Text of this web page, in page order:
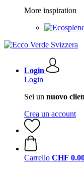
More inspiration
Login
Login
Sei un nuovo
Crea un account
Carrello CHF